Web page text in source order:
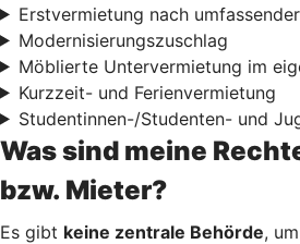
Erstvermietung nach
Modernisierungszuschlag
Möblierte Untervermietung im
Kurzzeit- und Ferienvermietung
Studentinnen-/Studenten- und
Was sind meine
bzw. Mieter?
Es gibt keine zentrale Behörde,